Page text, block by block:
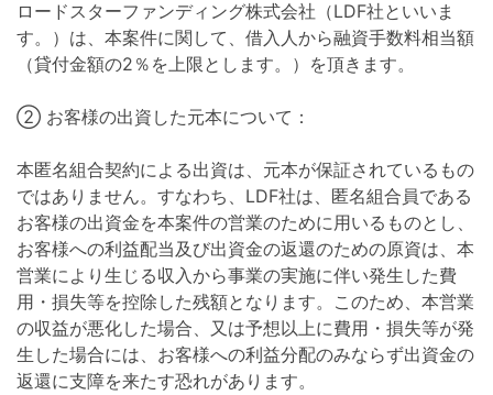
ロードスターファンディング株式会社（LDF社といいま
す。）は、本案件に関して、借入人から融資手数料相当額
（貸付金額の2％を上限とします。）を頂きます。
② お客様の出資した元本について：
本匿名組合契約による出資は、元本が保証されているもの
ではありません。すなわち、LDF社は、匿名組合員である
お客様の出資金を本案件の営業のために用いるものとし、
お客様への利益配当及び出資金の返還のための原資は、本
営業により生じる収入から事業の実施に伴い発生した費
用・損失等を控除した残額となります。このため、本営業
の収益が悪化した場合、又は予想以上に費用・損失等が発
生した場合には、お客様への利益分配のみならず出資金の
返還に支障を来たす恐れがあります。